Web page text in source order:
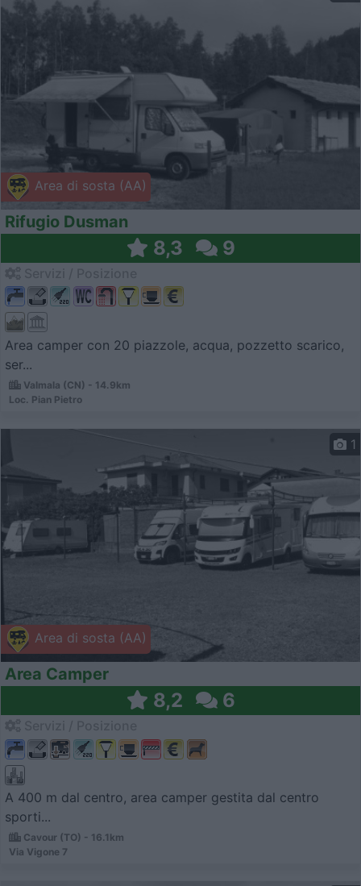
Area di sosta (AA)
Rifugio Dusman
8,3 9
Area camper con 20 piazzole, acqua, pozzetto scarico,
ser...
Valmala (CN) - 14.9km
Loc. Pian Pietro
Area di sosta (AA)
1
Area Camper
8,2 6
A 400 m dal centro, area camper gestita dal centro
sporti...
Cavour (TO) - 16.1km
Via Vigone 7